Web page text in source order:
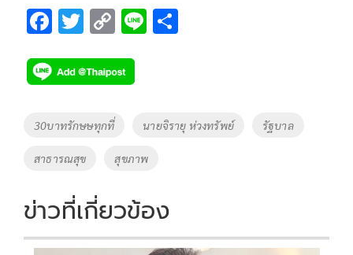
F
e
b
o
k
T
tt
er
C
p
y
Li
k
Li
Tags
30บาทรักษษทุกที่ นายจิรายุ ห่วงทรัพย์ รัฐบาล
สาธารณสุข สุขภาพ
ข่าวที่เกี่ยวข้อง